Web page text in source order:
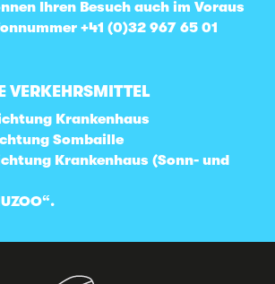
Ihren Besuch auch im Voraus
+41 (0)32 967 65 01
VERKEHRSMITTEL
Krankenhaus
Sombaille
Krankenhaus (Sonn- und